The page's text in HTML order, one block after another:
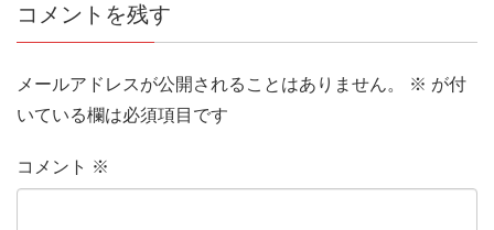
コメントを残す
メールアドレスが公開されることはありません。 ※ が付
いている欄は必須項目です
コメント ※